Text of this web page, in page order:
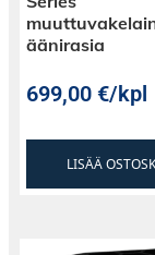
äänirasia
699,00€/kpl
LISÄÄ